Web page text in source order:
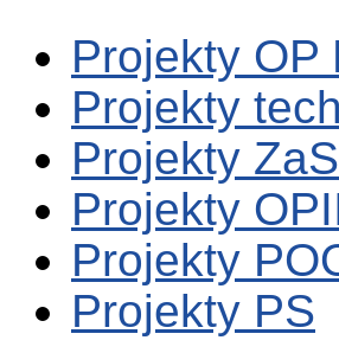
Projekty OP
Projekty
Projekty
Projekty
Projekty
Projekty PS